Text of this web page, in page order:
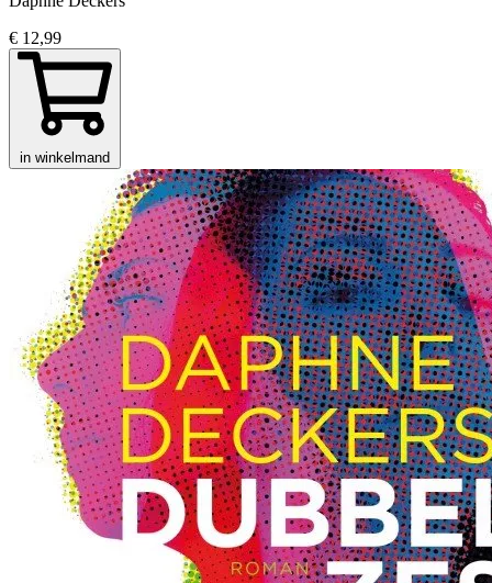
€ 12,99
in winkelmand